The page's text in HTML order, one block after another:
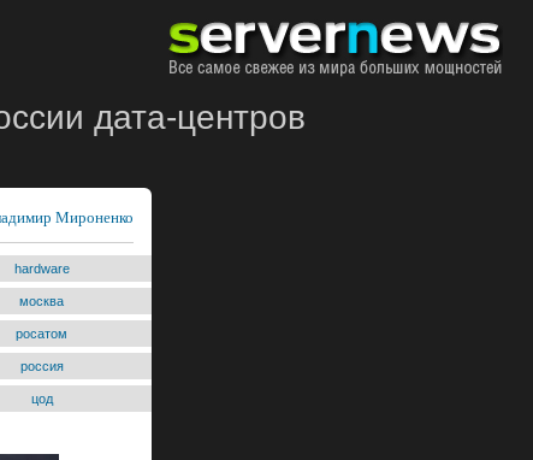
дата-центров
Мироненко
hardware
москва
росатом
россия
цод